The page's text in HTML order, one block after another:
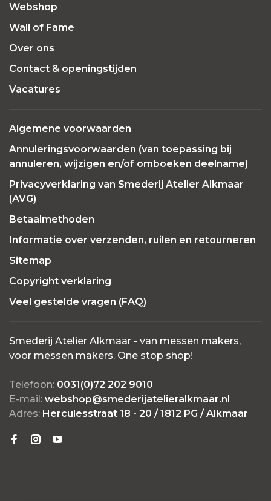
Webshop
Wall of Fame
Over ons
Contact & openingstijden
Vacatures
Algemene voorwaarden
Annuleringsvoorwaarden (van toepassing bij
annuleren, wijzigen en/of omboeken deelname)
Privacyverklaring van Smederij Atelier Alkmaar
(AVG)
Betaalmethoden
Informatie over verzenden, ruilen en retourneren
Sitemap
Copyright verklaring
Veel gestelde vragen (FAQ)
Smederij Atelier Alkmaar - van messen makers,
voor messen makers. One stop shop!
Telefoon: 0031(0)72 202 9010
E-mail: webshop@smederijatelieralkmaar.nl
Adres: Herculesstraat 18 - 20 / 1812 PG / Alkmaar